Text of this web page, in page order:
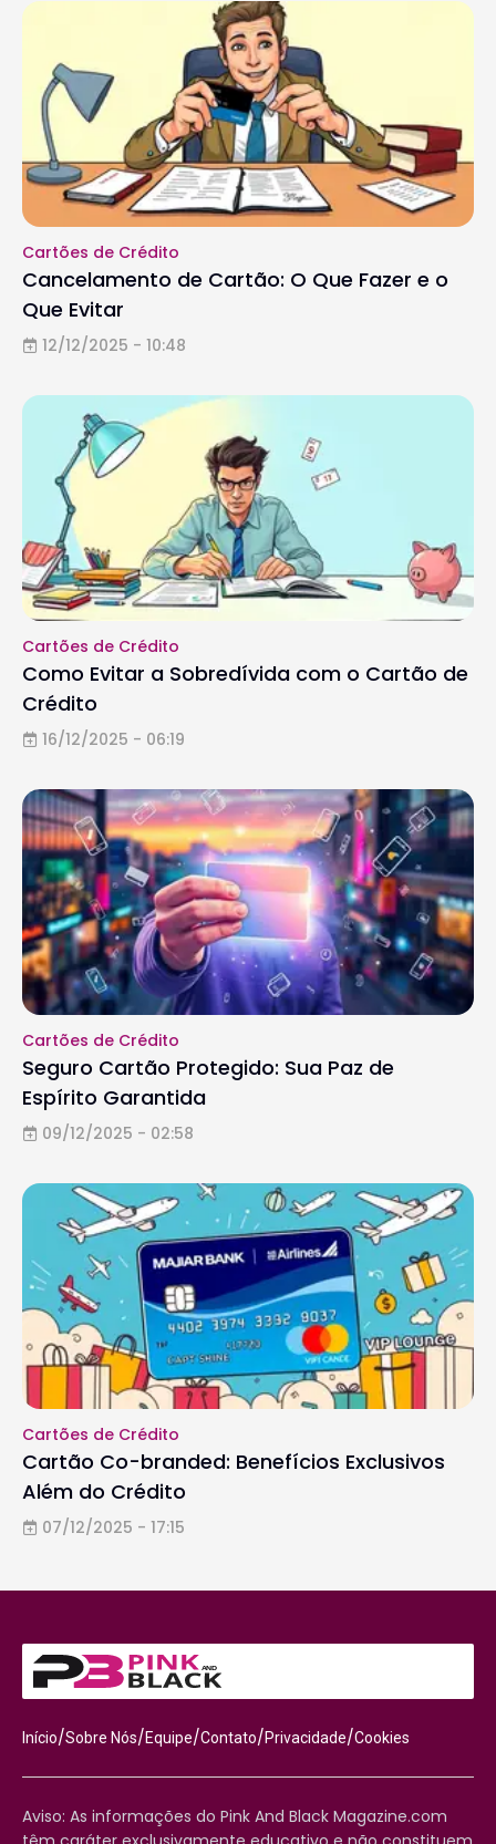
Cartões de Crédito
Cancelamento de Cartão: O Que Fazer e o
Que Evitar
12/12/2025 - 10:48
Cartões de Crédito
Como Evitar a Sobredívida com o Cartão de
Crédito
16/12/2025 - 06:19
Cartões de Crédito
Seguro Cartão Protegido: Sua Paz de
Espírito Garantida
09/12/2025 - 02:58
Cartões de Crédito
Cartão Co-branded: Benefícios Exclusivos
Além do Crédito
07/12/2025 - 17:15
Início/Sobre Nós/Equipe/Contato/Privacidade/Cookies
Aviso: As informações do Pink And Black Magazine.com